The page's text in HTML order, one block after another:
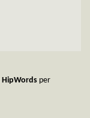
HipWords per